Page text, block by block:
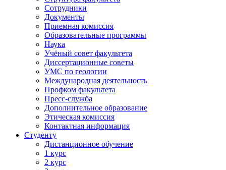
Сотрудники
Документы
Приемная комиссия
Образовательные программы
Наука
Учёный совет факультета
Диссертационные советы
УМС по геологии
Международная деятельность
Профком факультета
Пресс-служба
Дополнительное образование
Этическая комиссия
Контактная информация
Студенту
Дистанционное обучение
1 курс
2 курс